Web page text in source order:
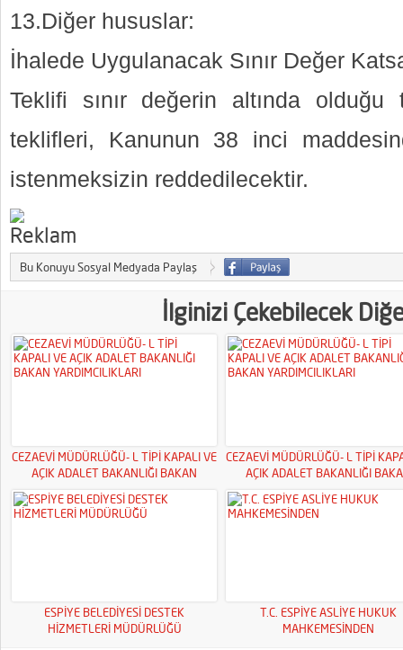
13.Diğer hususlar:
İhalede Uygulanacak Sınır Değer
Teklifi sınır değerin altında
teklifleri, Kanunun 38 inci
istenmeksizin reddedilecektir.
Bu Konuyu Sosyal Medyada Paylaş
İlginizi Çekebilecek
CEZAEVİ MÜDÜRLÜĞÜ- L TİPİ KAPALI VE
AÇIK ADALET BAKANLIĞI BAKAN
CEZAEVİ MÜDÜRLÜĞÜ- L TİPİ
AÇIK ADALET BAKANLIĞI
ESPİYE BELEDİYESİ DESTEK
HİZMETLERİ MÜDÜRLÜĞÜ
T.C. ESPİYE ASLİYE HUKUK
MAHKEMESİNDEN